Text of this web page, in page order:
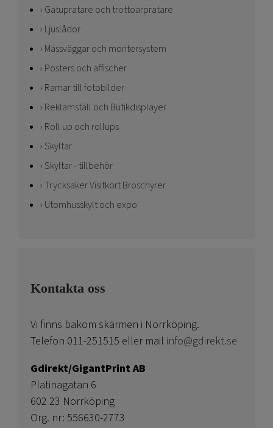
Gatupratare och trottoarpratare
Ljuslådor
Mässväggar och montersystem
Posters och affischer
Ramar till fotobilder
Reklamställ och Butikdisplayer
Roll up och rollups
Skyltar
Skyltar - tillbehör
Trycksaker Visitkort Broschyrer
Utomhusskylt och expo
Kontakta oss
Vi finns bakom skärmen i Norrköping.
Telefon 011-251515 eller mail info@gdirekt.se
Gdirekt/GigantPrint AB
Platinagatan 6
602 23 Norrköping
Org. nr: 556630-2773